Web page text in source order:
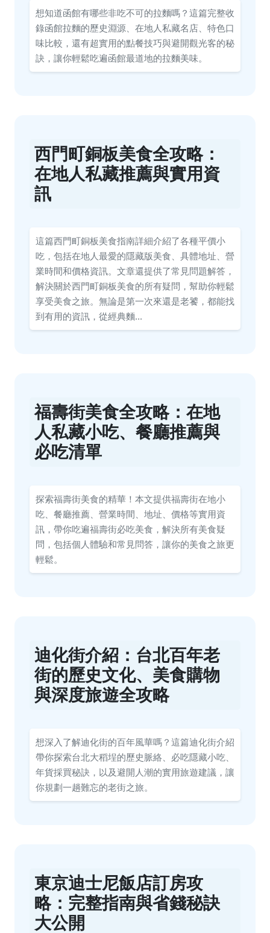
想知道函館有哪些非吃不可的拉麵嗎？這篇完整收
錄函館拉麵的歷史淵源、在地人私藏名店、特色口
味比較，還有超實用的點餐技巧與避開觀光客的秘
訣，讓你輕鬆吃遍函館最道地的拉麵美味。
西門町銅板美食全攻略：
在地人私藏推薦與實用資
訊
這篇西門町銅板美食指南詳細介紹了各種平價小
吃，包括在地人最愛的隱藏版美食、具體地址、營
業時間和價格資訊。文章還提供了常見問題解答，
解決關於西門町銅板美食的所有疑問，幫助你輕鬆
享受美食之旅。無論是第一次來還是老饕，都能找
到有用的資訊，從經典麵...
福壽街美食全攻略：在地
人私藏小吃、餐廳推薦與
必吃清單
探索福壽街美食的精華！本文提供福壽街在地小
吃、餐廳推薦、營業時間、地址、價格等實用資
訊，帶你吃遍福壽街必吃美食，解決所有美食疑
問，包括個人體驗和常見問答，讓你的美食之旅更
輕鬆。
迪化街介紹：台北百年老
街的歷史文化、美食購物
與深度旅遊全攻略
想深入了解迪化街的百年風華嗎？這篇迪化街介紹
帶你探索台北大稻埕的歷史脈絡、必吃隱藏小吃、
年貨採買秘訣，以及避開人潮的實用旅遊建議，讓
你規劃一趟難忘的老街之旅。
東京迪士尼飯店訂房攻
略：完整指南與省錢秘訣
大公開